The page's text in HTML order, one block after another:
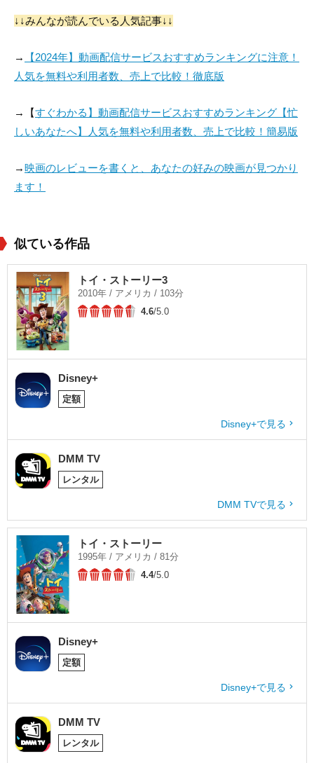
↓↓みんなが読んでいる人気記事↓↓
→
【2024年】動画配信サービスおすすめランキングに注意！
人気を無料や利用者数、売上で比較！徹底版
→【すぐわかる】動画配信サービスおすすめランキング【忙
しいあなたへ】人気を無料や利用者数、売上で比較！簡易版
→映画のレビューを書くと、あなたの好みの映画が見つかり
ます！
似ている作品
トイ・ストーリー3
2010年 / アメリカ / 103分
4.6/5.0
Disney+
定額
Disney+で見る
DMM TV
レンタル
DMM TVで見る
トイ・ストーリー
1995年 / アメリカ / 81分
4.4/5.0
Disney+
定額
Disney+で見る
DMM TV
レンタル